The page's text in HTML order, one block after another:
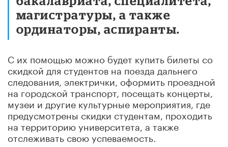
магистратуры, а также
ординаторы, аспиранты.
С их помощью можно будет купить билеты со
скидкой для студентов на поезда дальнего
следования, электрички, оформить проездной
на городской транспорт, посещать концерты,
музеи и другие культурные мероприятия, где
предусмотрены скидки студентам, проходить
на территорию университета, а также
отслеживать свою успеваемость.